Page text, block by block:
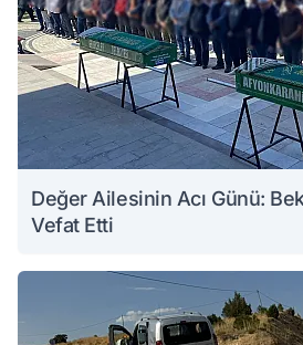
Değer Ailesinin Acı Günü:
Vefat Etti